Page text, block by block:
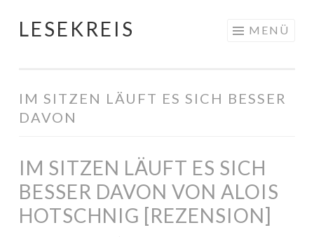
Springe
LESEKREIS MENÜ
IM SITZEN LÄUFT ES SICH BESSER
DAVON
IM SITZEN LÄUFT ES SICH
BESSER DAVON VON ALOIS
HOTSCHNIG [REZENSION]